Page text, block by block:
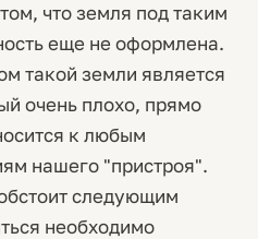
что земля под таким
еще не оформлена.
такой земли является
очень плохо, прямо
к любым
нашего "пристроя".
следующим
необходимо